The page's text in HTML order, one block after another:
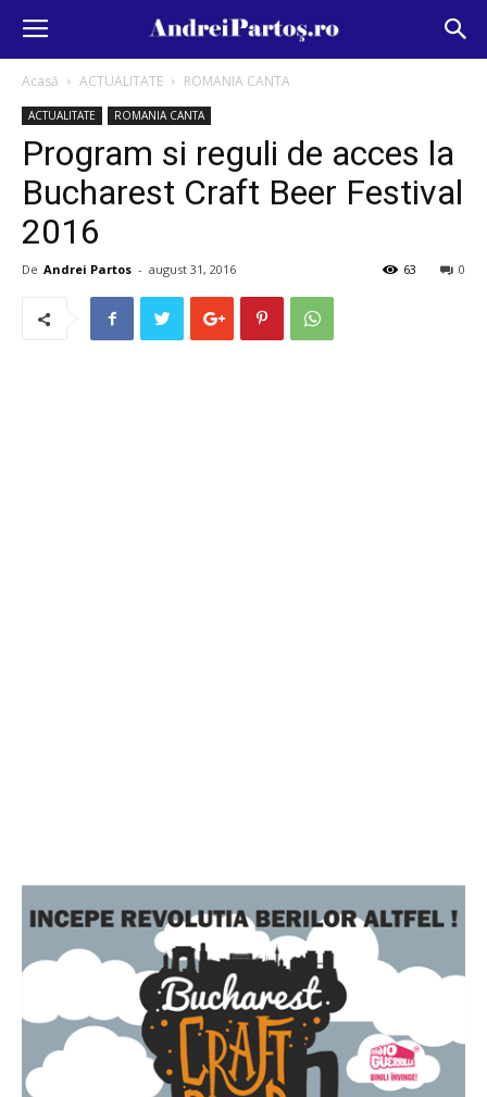
Acasă ACTUALITATE ROMANIA CANTA
ACTUALITATE ROMANIA CANTA
Program si reguli de acces la
Bucharest Craft Beer Festival
2016
De Andrei Partos - august 31, 2016 0
63